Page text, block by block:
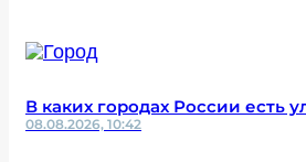
В каких городах России есть
08.08.2026, 10:42